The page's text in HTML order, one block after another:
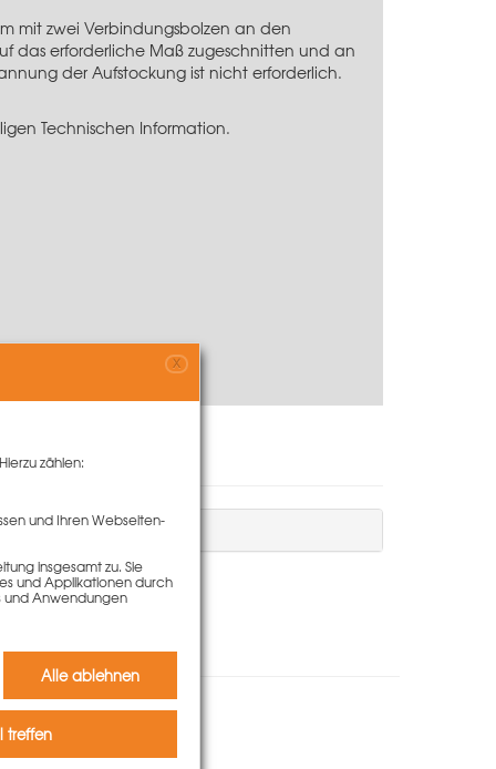
mit zwei Verbindungsbolzen an den
das erforderliche Maß zugeschnitten und an
der Aufstockung ist nicht erforderlich.
Technischen Information.
auch
X
zählen:
und Ihren Webseiten-
insgesamt zu. Sie
und Applikationen durch
und Anwendungen
Alle ablehnen
treffen